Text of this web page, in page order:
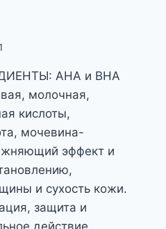
AHA и BHA
молочная,
кислоты,
мочевина-
эффект и
и сухость кожи.
защита и